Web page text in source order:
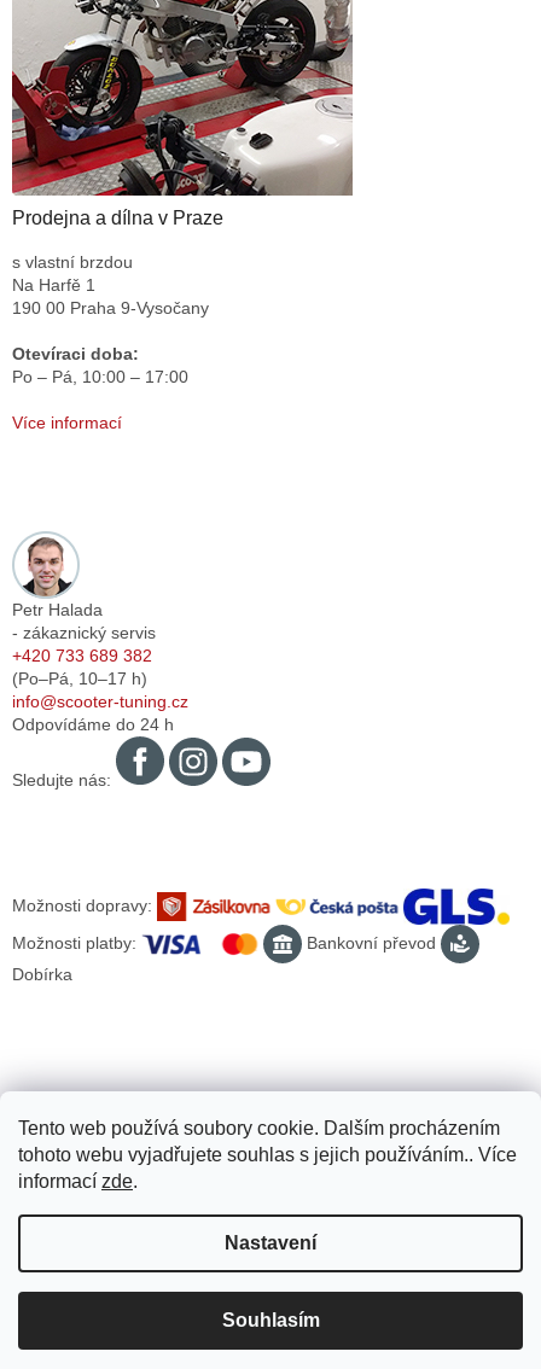
Tento web používá soubory cookie. Dalším procházením
tohoto webu vyjadřujete souhlas s jejich používáním.. Více
informací zde.
Nastavení
Souhlasím
Prodejna a dílna v Praze
s vlastní brzdou
Na Harfě 1
190 00 Praha 9-Vysočany
Otevíraci doba:
Po – Pá, 10:00 – 17:00
Více informací
Petr Halada
- zákaznický servis
+420 733 689 382
(Po–Pá, 10–17 h)
info@scooter-tuning.cz
Odpovídáme do 24 h
Sledujte nás:
Možnosti dopravy:
Možnosti platby:
Bankovní převod
Dobírka
Vytvořil Shoptet
Scooter-tuning.cz. Všechna práva vyhrazena.